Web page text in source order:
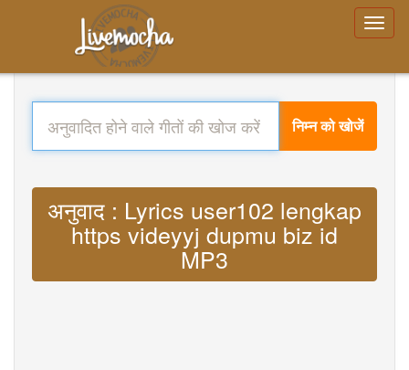
निम्न को खोजें
अनुवाद : Lyrics user102 lengkap
https videyyj dupmu biz id
MP3